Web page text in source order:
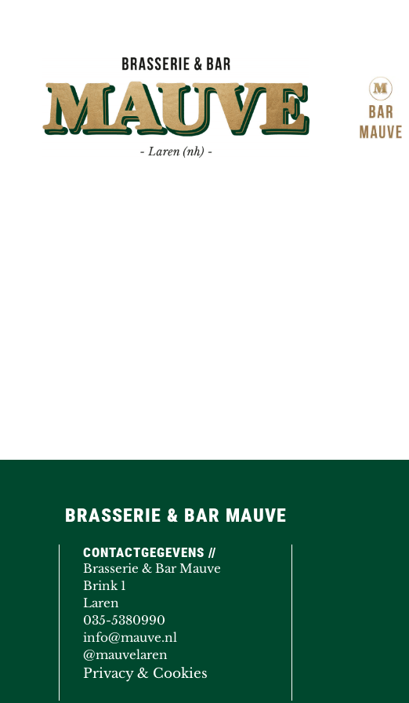
BRASSERIE & BAR MAUVE
CONTACTGEGEVENS //
Brasserie & Bar Mauve
Brink 1
Laren
035-5380990
info@mauve.nl
@mauvelaren
Privacy & Cookies